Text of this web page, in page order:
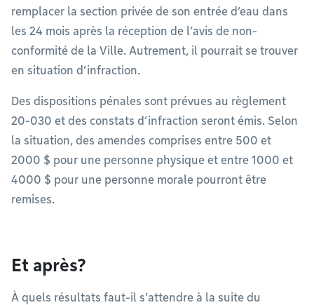
remplacer la section privée de son entrée d’eau dans
les 24 mois après la réception de l’avis de non-
conformité de la Ville. Autrement, il pourrait se trouver
en situation d’infraction.
Des dispositions pénales sont prévues au règlement
20-030 et des constats d’infraction seront émis. Selon
la situation, des amendes comprises entre 500 et
2000 $ pour une personne physique et entre 1000 et
4000 $ pour une personne morale pourront être
remises.
Et après?
À quels résultats faut-il s’attendre à la suite du